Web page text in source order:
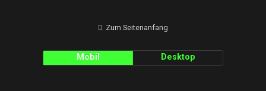
Zum Seitenanfang
Mobil Desktop